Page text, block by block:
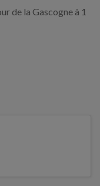
de la Gascogne à 1